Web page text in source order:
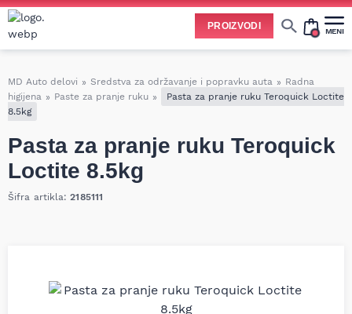
PROIZVODI MENI
MD Auto delovi » Sredstva za održavanje i popravku auta » Radna
higijena » Paste za pranje ruku »
Pasta za pranje ruku Teroquick Loctite
8.5kg
Pasta za pranje ruku Teroquick
Loctite 8.5kg
Šifra artikla:2185111